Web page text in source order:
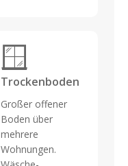
🪟
Trockenboden
Großer offener
Boden über
mehrere
Wohnungen.